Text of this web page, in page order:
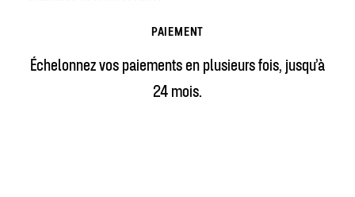
PAIEMENT
Échelonnez vos paiements en plusieurs fois, jusqu’à
24 mois.